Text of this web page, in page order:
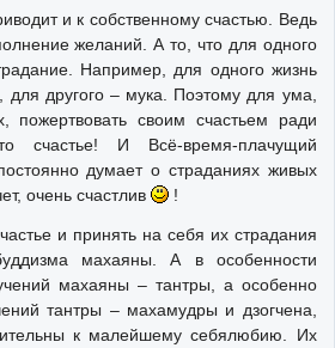
и к собственному счастью. Ведь
желаний. А то, что для одного
Например, для одного жизнь
для другого – мука. Поэтому для ума,
пожертвовать своим счастьем ради
счастье! И Всё-время-плачущий
думает о страданиях живых
очень счастлив
!
и принять на себя их страдания
махаяны. А в особенности
махаяны – тантры, а особенно
тантры – махамудры и дзогчена,
к малейшему себялюбию. Их